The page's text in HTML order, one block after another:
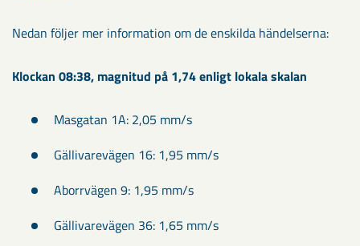
Nedan följer mer information om de enskilda händelserna:
Klockan 08:38, magnitud på 1,74 enligt lokala skalan
Masgatan 1A: 2,05 mm/s
Gällivarevägen 16: 1,95 mm/s
Aborrvägen 9: 1,95 mm/s
Gällivarevägen 36: 1,65 mm/s